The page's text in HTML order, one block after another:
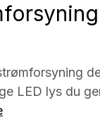
LED lys du